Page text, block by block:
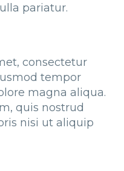
pariatur.
consectetur
tempor
magna aliqua.
quis nostrud
nisi ut aliquip